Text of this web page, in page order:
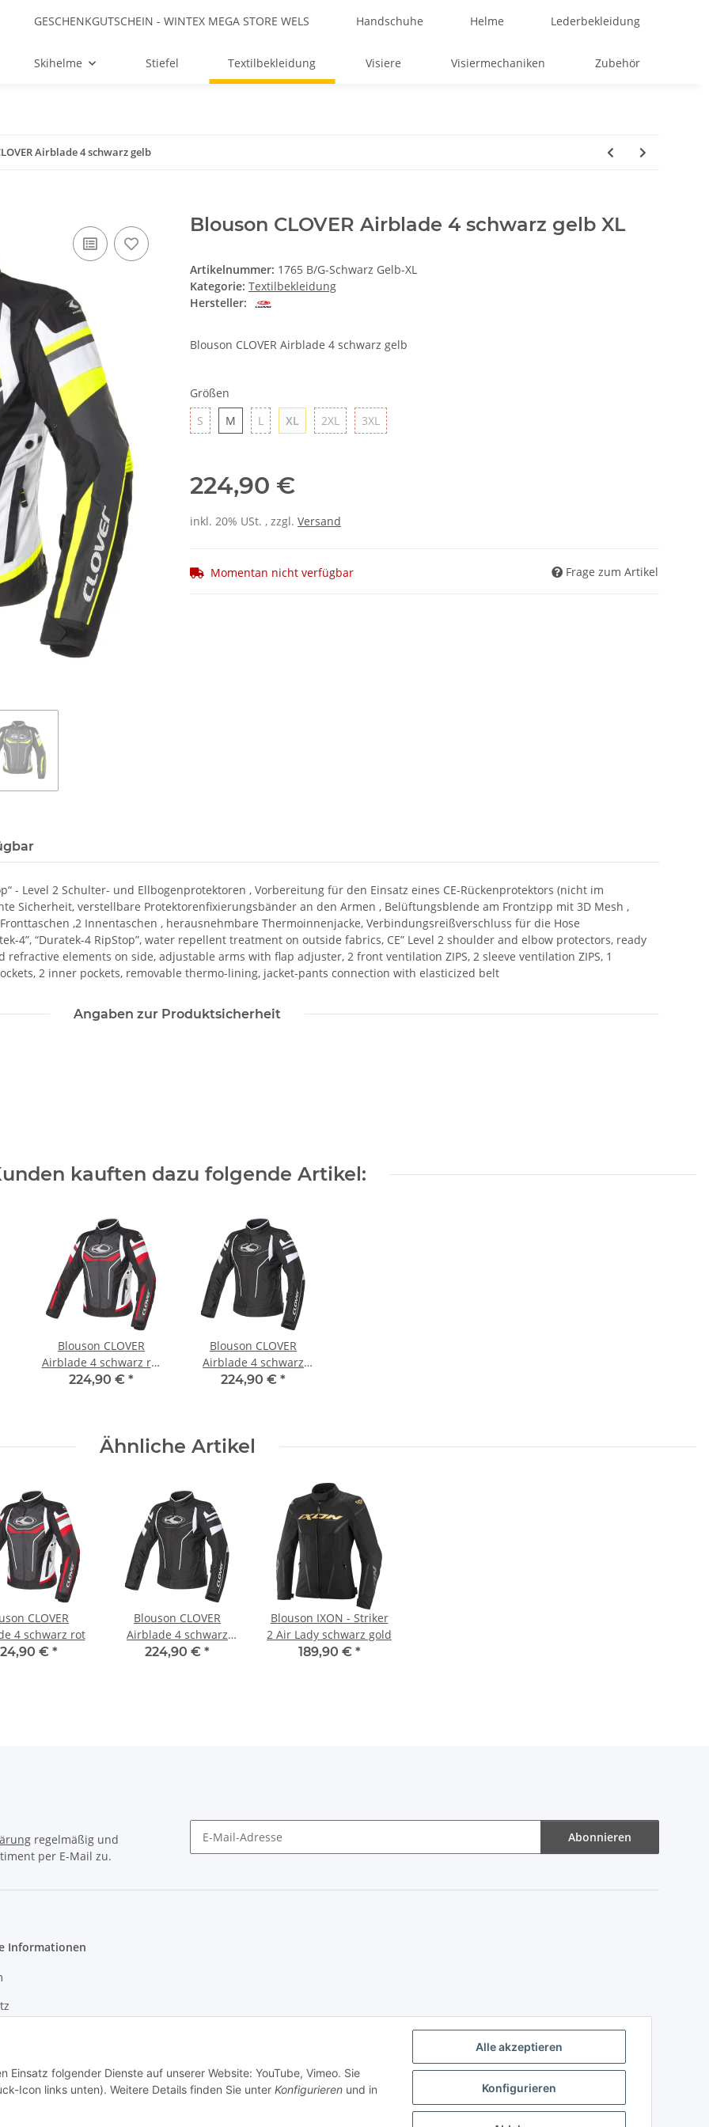
Alle akzeptieren
Konfigurieren
Einsatz folgender Dienste auf unserer Website: YouTube, Vimeo. Sie
Icon links unten). Weitere Details finden Sie unter Konfigurieren und in
GESCHENKGUTSCHEIN - WINTEX MEGA STORE WELS Handschuhe Helme Lederbekleidung
Skihelme Stiefel Textilbekleidung Visiere Visiermechaniken Zubehör
Airblade 4 schwarz gelb
Blouson CLOVER Airblade 4 schwarz gelb XL
Artikelnummer: 1765 B/G-Schwarz Gelb-XL
Kategorie: Textilbekleidung
Hersteller:
Blouson CLOVER Airblade 4 schwarz gelb
Größen
S
M L XL 2XL 2XL 3XL 3XL
224,90 €
inkl. 20% USt. , zzgl. Versand
Momentan nicht verfügbar Frage zum Artikel
- Level 2 Schulter- und Ellbogenprotektoren , Vorbereitung für den Einsatz eines CE-Rückenprotektors (nicht im
Sicherheit, verstellbare Protektorenfixierungsbänder an den Armen , Belüftungsblende am Frontzipp mit 3D Mesh ,
,2 Innentaschen , herausnehmbare Thermoinnenjacke, Verbindungsreißverschluss für die Hose
4”, “Duratek-4 RipStop”, water repellent treatment on outside fabrics, CE” Level 2 shoulder and elbow protectors, ready
refractive elements on side, adjustable arms with flap adjuster, 2 front ventilation ZIPS, 2 sleeve ventilation ZIPS, 1
2 inner pockets, removable thermo-lining, jacket-pants connection with elasticized belt
Angaben zur Produktsicherheit
kauften dazu folgende Artikel:
Blouson CLOVER
Airblade 4 schwarz rot
L
224,90 € *
Blouson CLOVER
Airblade 4 schwarz
weiß 2XL
224,90 € *
Ähnliche Artikel
CLOVER
4 schwarz rot
€ *
Blouson CLOVER
Airblade 4 schwarz
weiß
224,90 € *
Blouson IXON - Striker
2 Air Lady schwarz gold
189,90 € *
regelmäßig und
per E-Mail zu.
Abonnieren
Informationen